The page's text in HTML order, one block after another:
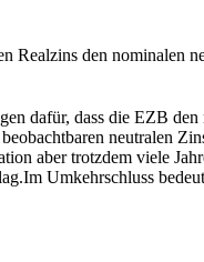
Realzins den
dafür, dass die EZB
neutralen
aber trotzdem viele
Umkehrschluss